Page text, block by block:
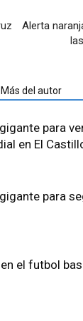
Alerta
Más del autor
para
en El
para
el futbol